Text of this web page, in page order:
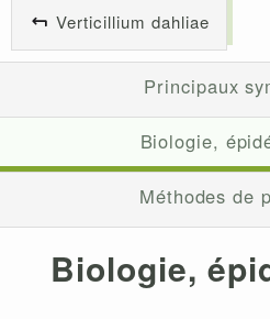
Verticillium dahliae
Principaux
Biologie,
Méthodes de
Biologie,